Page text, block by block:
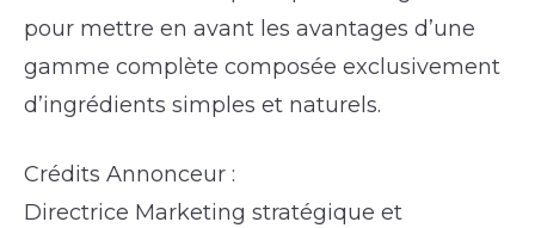
pour mettre en avant les avantages d’une
gamme complète composée exclusivement
d’ingrédients simples et naturels.
Crédits Annonceur :
Directrice Marketing stratégique et